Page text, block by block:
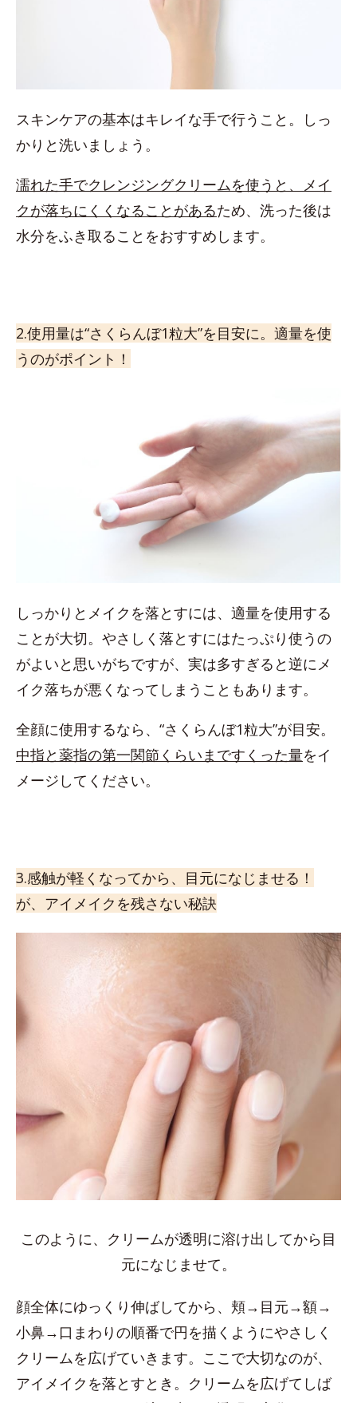
スキンケアの基本はキレイな手で行うこと。しっ
かりと洗いましょう。
濡れた手でクレンジングクリームを使うと、メイ
クが落ちにくくなることがあるため、洗った後は
水分をふき取ることをおすすめします。
2.使用量は“さくらんぼ1粒大”を目安に。適量を使
うのがポイント！
しっかりとメイクを落とすには、適量を使用する
ことが大切。やさしく落とすにはたっぷり使うの
がよいと思いがちですが、実は多すぎると逆にメ
イク落ちが悪くなってしまうこともあります。
全顔に使用するなら、“さくらんぼ1粒大”が目安。
中指と薬指の第一関節くらいまですくった量をイ
メージしてください。
3.感触が軽くなってから、目元になじませる！
が、アイメイクを残さない秘訣
このように、クリームが透明に溶け出してから目
元になじませて。
顔全体にゆっくり伸ばしてから、頬→目元→額→
小鼻→口まわりの順番で円を描くようにやさしく
クリームを広げていきます。ここで大切なのが、
アイメイクを落とすとき。クリームを広げてしば